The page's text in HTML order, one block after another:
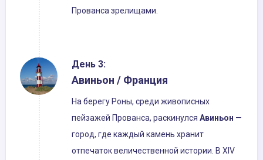
Прованса зрелищами.
День 3:
Авиньон / Франция
На берегу Роны, среди живописных
пейзажей Прованса, раскинулся Авиньон —
город, где каждый камень хранит
отпечаток величественной истории. В XIV